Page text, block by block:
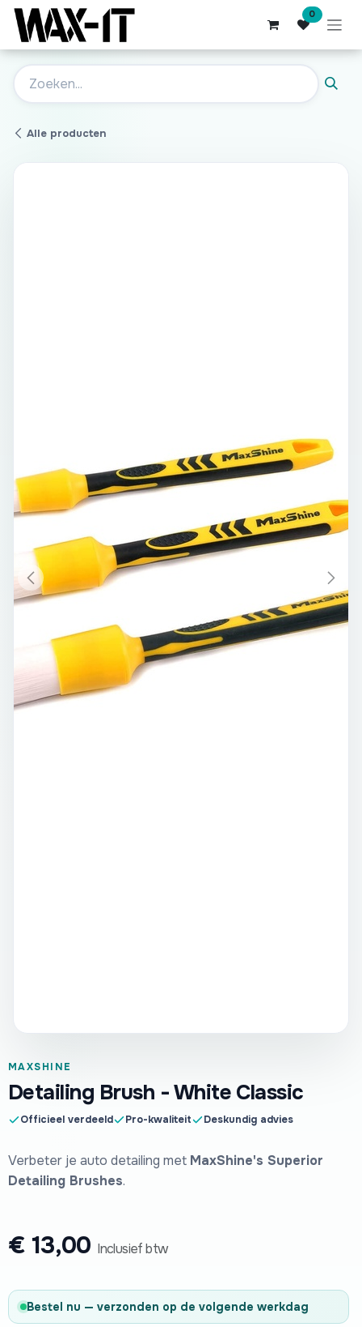
Overslaan naar inhoud 0
Alle producten
MAXSHINE
Detailing Brush - White Classic
Officieel verdeeld Pro-kwaliteit Deskundig advies
Verbeter je auto detailing met MaxShine's Superior
Detailing Brushes.
€ 13,00 Inclusief btw
Bestel nu — verzonden op de volgende werkdag